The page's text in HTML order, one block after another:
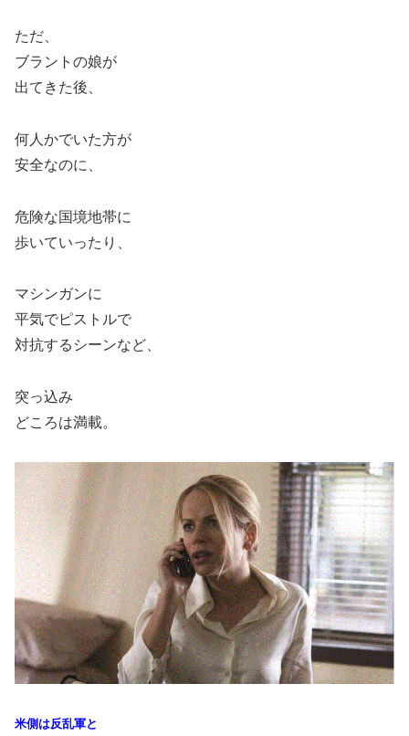
ただ、
ブラントの娘が
出てきた後、
何人かでいた方が
安全なのに、
危険な国境地帯に
歩いていったり、
マシンガンに
平気でピストルで
対抗するシーンなど、
突っ込み
どころは満載。
米側は反乱軍と